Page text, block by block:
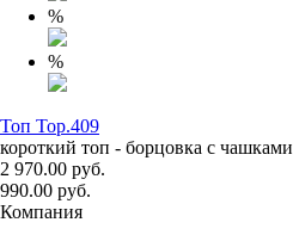
%
%
Топ Top.409
короткий топ - борцовка с чашками
2 970.00 руб.
990.00 руб.
Компания